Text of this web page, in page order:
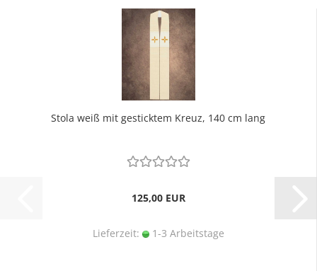
Stola weiß mit gesticktem Kreuz, 140 cm lang
125,00 EUR
Lieferzeit: 1-3 Arbeitstage